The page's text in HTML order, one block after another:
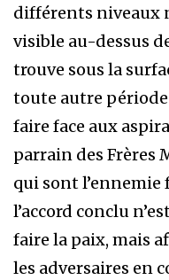
différents niveaux
visible au-dessus
trouve sous la
toute autre période
faire face aux
parrain des Frères
qui sont l’ennemie
l’accord conclu
faire la paix, mais
les adversaires en